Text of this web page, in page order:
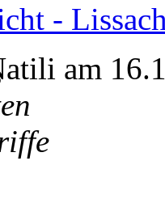
-
am